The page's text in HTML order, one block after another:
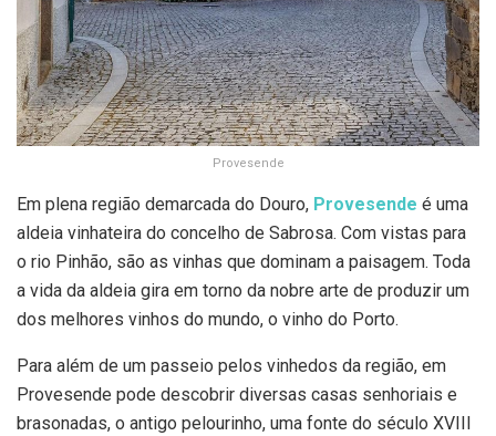
Provesende
Em plena região demarcada do Douro, Provesende é uma
aldeia vinhateira do concelho de Sabrosa. Com vistas para
o rio Pinhão, são as vinhas que dominam a paisagem. Toda
a vida da aldeia gira em torno da nobre arte de produzir um
dos melhores vinhos do mundo, o vinho do Porto.
Para além de um passeio pelos vinhedos da região, em
Provesende pode descobrir diversas casas senhoriais e
brasonadas, o antigo pelourinho, uma fonte do século XVIII